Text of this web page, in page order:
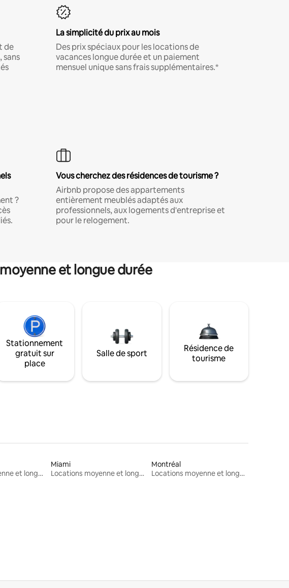
de
sans
La simplicité du prix au mois
Des prix spéciaux pour les locations de
vacances longue durée et un paiement
mensuel unique sans frais supplémentaires.*
?
Vous cherchez des résidences de tourisme ?
Airbnb propose des appartements
entièrement meublés adaptés aux
professionnels, aux logements d'entreprise et
pour le relogement.
et longue durée
Stationnement
gratuit sur
place
Salle de sport
Résidence de
tourisme
Locations moyenne et longue durée
Miami
Locations moyenne et longue durée
Montréal
Locations moyenne et longue durée